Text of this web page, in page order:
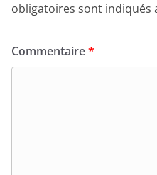
obligatoires sont indiqués
Commentaire*